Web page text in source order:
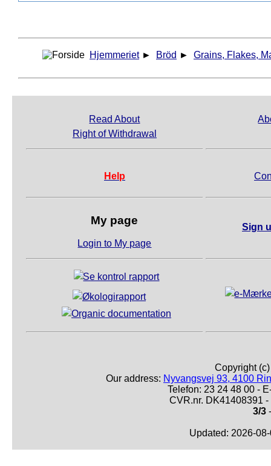
Hjemmeriet ► Bröd ► Grains, Flakes,
Read About
Right of Withdrawal
Help
My page
Login to My page
Sign
Copyright
Our address: Nyvangsvej 93, 4100
Telefon: 23 24 48 00 -
CVR.nr. DK41408391
3/3
Updated: 2026-